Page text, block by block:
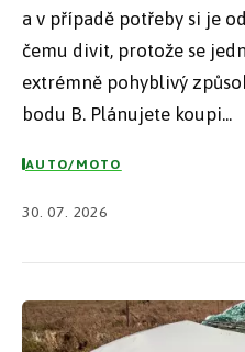
a v případě potřeby si je
čemu divit, protože se
extrémně pohyblivý
bodu B. Plánujete koupi...
AUTO/MOTO
30. 07. 2026